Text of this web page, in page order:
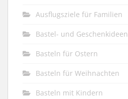
Ausflugsziele für Familien
Bastel- und Geschenkideen
Basteln für Ostern
Basteln für Weihnachten
Basteln mit Kindern